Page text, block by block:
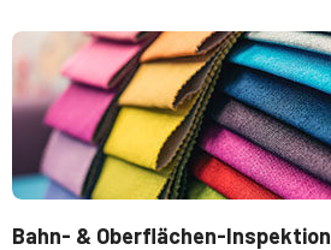
Bahn- & Oberflächen-Inspektion